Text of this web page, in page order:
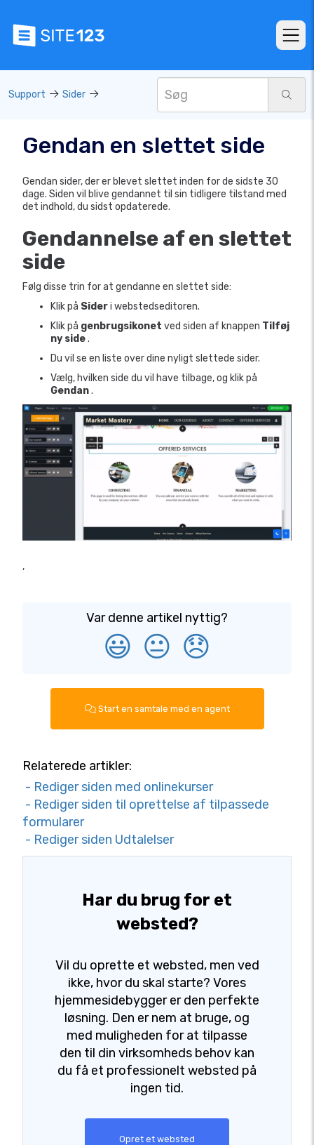
Support Sider
Gendan en slettet side
Gendan sider, der er blevet slettet inden for de sidste 30
dage. Siden vil blive gendannet til sin tidligere tilstand med
det indhold, du sidst opdaterede.
Gendannelse af en slettet
side
Følg disse trin for at gendanne en slettet side:
Klik på Sideri webstedseditoren.
Klik på genbrugsikonet ved siden af ​​knappen Tilføj
ny side.
Du vil se en liste over dine nyligt slettede sider.
Vælg, hvilken side du vil have tilbage, og klik på
Gendan.
,
Var denne artikel nyttig?
😃 😐 😞
Start en samtale med en agent
Relaterede artikler:
- Rediger siden med onlinekurser
- Rediger siden til oprettelse af tilpassede
formularer
- Rediger siden Udtalelser
Har du brug for et
websted?
Vil du oprette et websted, men ved
ikke, hvor du skal starte? Vores
hjemmesidebygger er den perfekte
løsning. Den er nem at bruge, og
med muligheden for at tilpasse
den til din virksomheds behov kan
du få et professionelt websted på
ingen tid.
Opret et websted